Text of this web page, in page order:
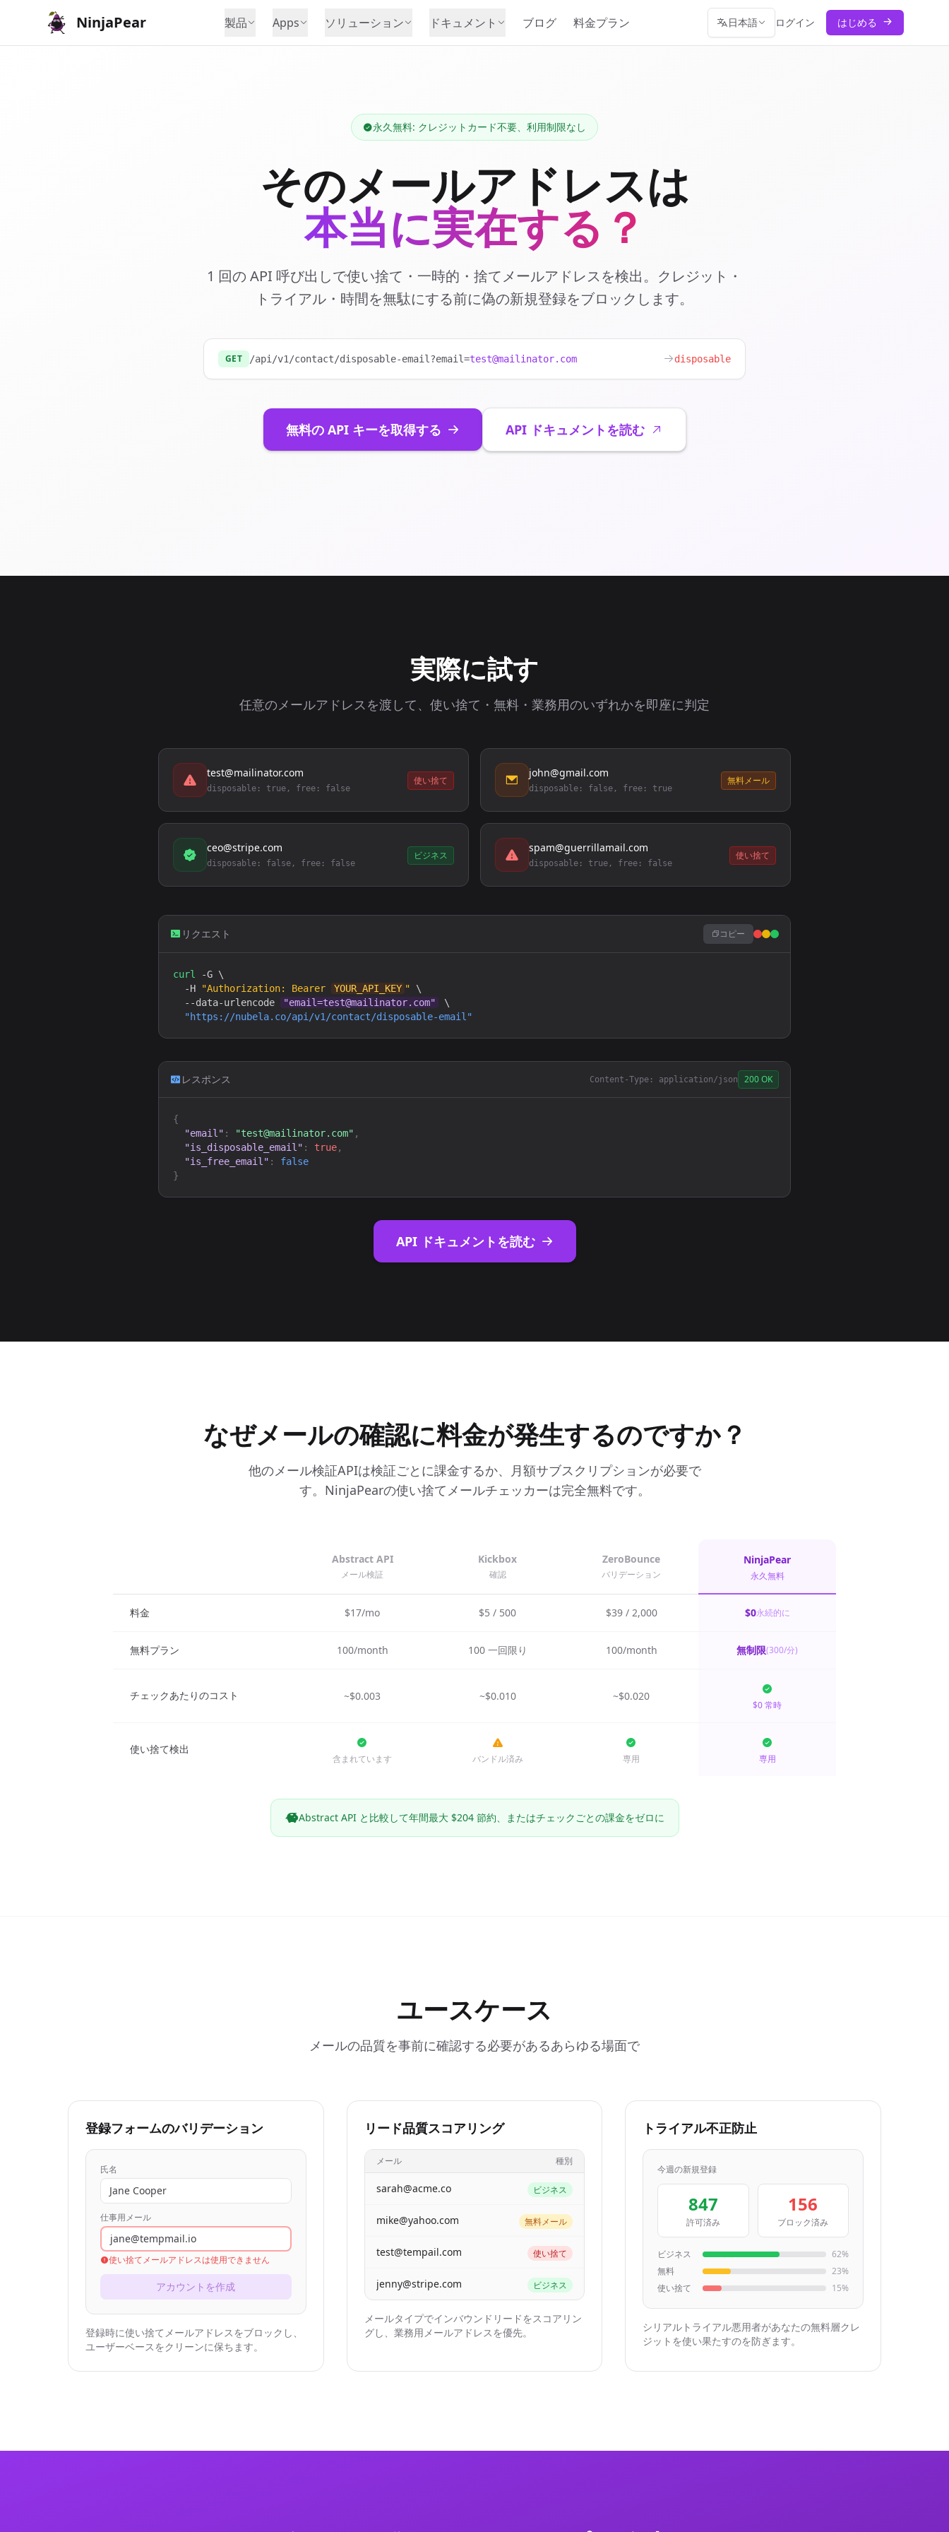
NinjaPear 製品 Apps ソリューション ドキュメント ブログ 料金プラン 日本語 ログイン はじめる
永久無料: クレジットカード不要、利用制限なし
そのメールアドレスは
本当に実在する？
1 回の API 呼び出しで使い捨て・一時的・捨てメールアドレスを検出。クレジット・
トライアル・時間を無駄にする前に偽の新規登録をブロックします。
GET /api/v1/contact/disposable-email?email=test@mailinator.com disposable
無料の API キーを取得する API ドキュメントを読む
実際に試す
任意のメールアドレスを渡して、使い捨て・無料・業務用のいずれかを即座に判定
test@mailinator.com
disposable: true, free: false
使い捨て
john@gmail.com
disposable: false, free: true
無料メール
ceo@stripe.com
disposable: false, free: false
ビジネス
spam@guerrillamail.com
disposable: true, free: false
使い捨て
リクエスト コピー
curl
-G \
  -H
"Authorization: Bearer YOUR_API_KEY " \
  --data-urlencode
"email=test@mailinator.com"
\
"https://nubela.co/api/v1/contact/disposable-email"
レスポンス Content-Type: application/json 200 OK
{
"email" : "test@mailinator.com" ,
"is_disposable_email" : true,
"is_free_email" :
false
}
API ドキュメントを読む
なぜメールの確認に料金が発生するのですか？
他のメール検証APIは検証ごとに課金するか、月額サブスクリプションが必要で
す。NinjaPearの使い捨てメールチェッカーは完全無料です。
Abstract API
メール検証
Kickbox
確認
ZeroBounce
バリデーション
NinjaPear
永久無料
料金 $17/mo $5 / 500 $39 / 2,000 $0永続的に
無料プラン 100/month 100 一回限り 100/month 無制限(300/分)
チェックあたりのコスト ~$0.003 ~$0.010 ~$0.020
$0 常時
使い捨て検出
含まれています バンドル済み 専用 専用
Abstract API と比較して年間最大 $204 節約、またはチェックごとの課金をゼロに
ユースケース
メールの品質を事前に確認する必要があるあらゆる場面で
登録フォームのバリデーション
氏名
Jane Cooper
仕事用メール
jane@tempmail.io
使い捨てメールアドレスは使用できません
アカウントを作成
登録時に使い捨てメールアドレスをブロックし、
ユーザーベースをクリーンに保ちます。
リード品質スコアリング
メール 種別
sarah@acme.co ビジネス
mike@yahoo.com 無料メール
test@tempail.com 使い捨て
jenny@stripe.com ビジネス
メールタイプでインバウンドリードをスコアリン
グし、業務用メールアドレスを優先。
トライアル不正防止
今週の新規登録
847
許可済み
156
ブロック済み
ビジネス
62%
無料
23%
使い捨て
15%
シリアルトライアル悪用者があなたの無料層クレ
ジットを使い果たすのを防ぎます。